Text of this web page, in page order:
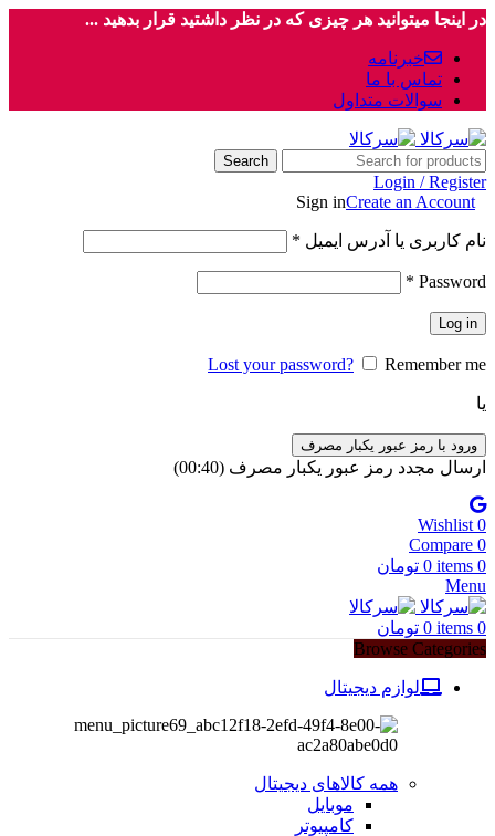
در اینجا میتوانید هر چیزی که در نظر داشتید قرار بدهید ...
خبرنامه
تماس با ما
سوالات متداول
Search
Login / Register
Sign inCreate an Account
نام کاربری یا آدرس ایمیل *
Password
*
Log in
Lost your password? Remember me
یا
ورود با رمز عبور یکبار مصرف
ارسال مجدد رمز عبور یکبار مصرف (00:
40
)
0
Wishlist
0
Compare
0
items
0 تومان
Menu
0
items
0 تومان
Browse Categories
لوازم دیجیتال
همه کالاهای دیجیتال
موبایل
کامپیوتر